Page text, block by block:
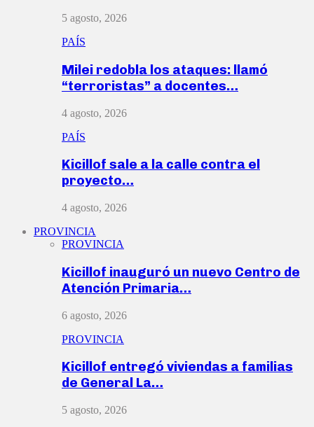
5 agosto, 2026
PAÍS
Milei redobla los ataques: llamó
“terroristas” a docentes…
4 agosto, 2026
PAÍS
Kicillof sale a la calle contra el
proyecto…
4 agosto, 2026
PROVINCIA
PROVINCIA
Kicillof inauguró un nuevo Centro de
Atención Primaria…
6 agosto, 2026
PROVINCIA
Kicillof entregó viviendas a familias
de General La…
5 agosto, 2026